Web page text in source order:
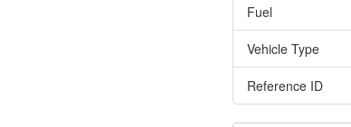
Fuel
Vehicle Type
Reference ID